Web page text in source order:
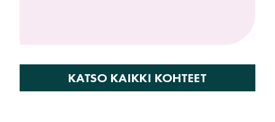
KATSO KAIKKI KOHTEET